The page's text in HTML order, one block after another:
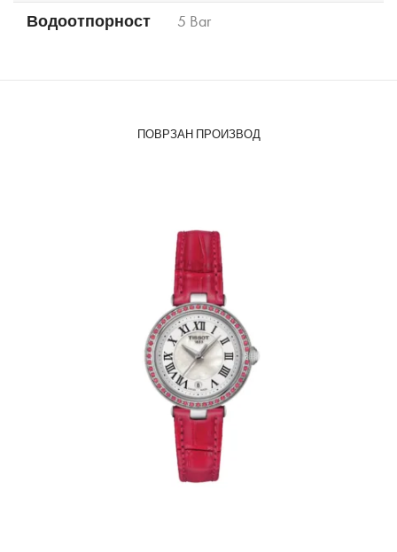
Водоотпорност 5 Bar
ПОВРЗАН ПРОИЗВОД